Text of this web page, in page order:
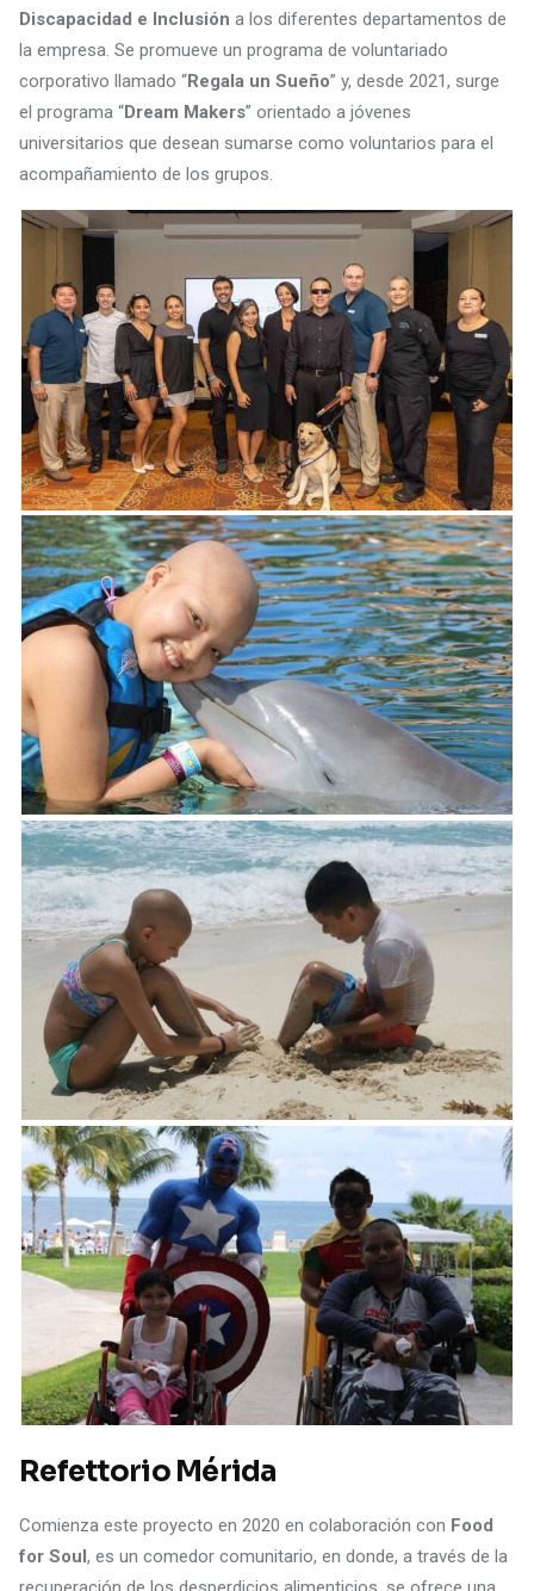
Discapacidad e Inclusión a los diferentes departamentos de
la empresa. Se promueve un programa de voluntariado
corporativo llamado “Regala un Sueño” y, desde 2021, surge
el programa “Dream Makers” orientado a jóvenes
universitarios que desean sumarse como voluntarios para el
acompañamiento de los grupos.
Refettorio Mérida
Comienza este proyecto en 2020 en colaboración con Food
for Soul, es un comedor comunitario, en donde, a través de la